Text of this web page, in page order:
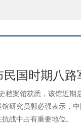
民国时期八
档案馆获悉，该馆近
研究员郭必强表示，
战中占有重要地位。